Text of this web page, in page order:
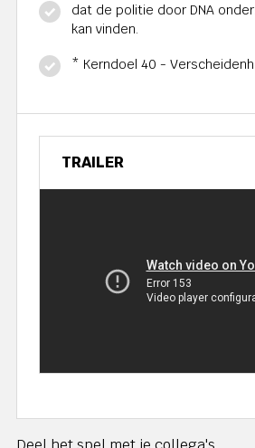
dat de politie door DNA
kan vinden.
* Kerndoel 40 -
TRAILER